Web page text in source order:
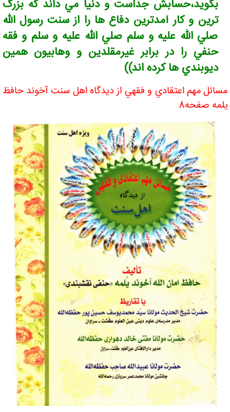
بگويد،حسابش جداست و دنيا مي داند که بزرگ
ترين و کار آمدترين دفاع ها را از سنت رسول الله
صلي الله عليه و سلم صلي الله عليه و سلم و فقه
حنفي را در برابر غيرمقلدين و وهابيون همين
ديوبندي ها کرده اند))
مسائل مهم اعتقادي و فقهي از ديدگاه اهل سنت آخوند حافظ
يلمه صفحه8